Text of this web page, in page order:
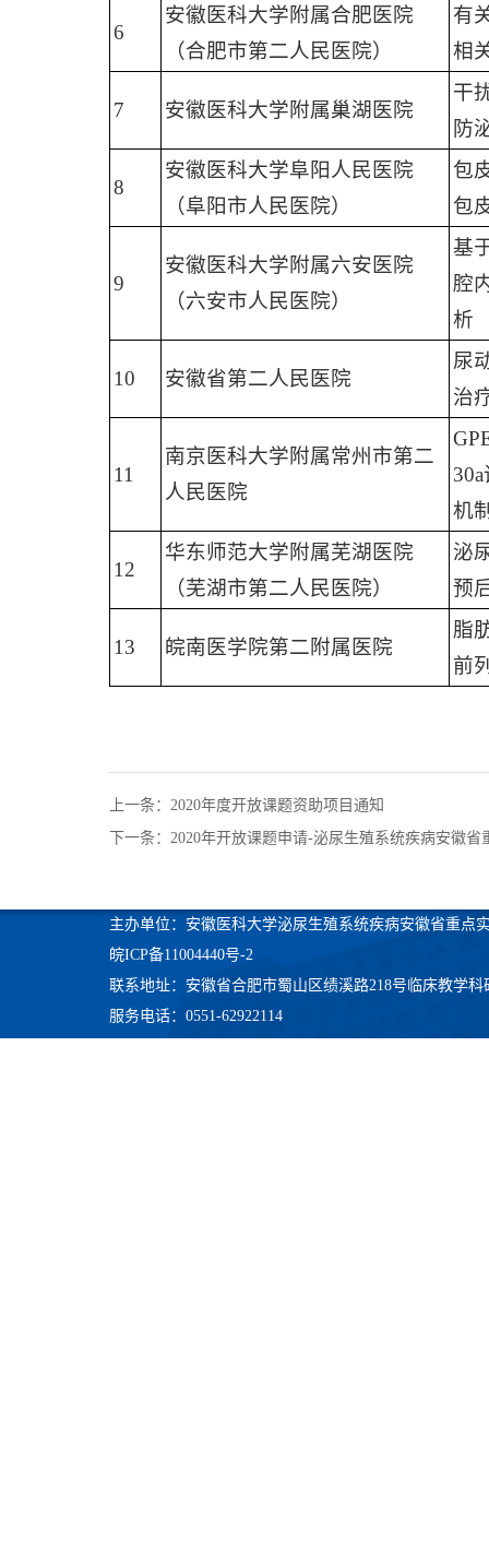
6
安徽医科大学附属合肥医院
（合肥市第二人民医院）
有
相
7 安徽医科大学附属巢湖医院
干
防
8
安徽医科大学阜阳人民医院
（阜阳市人民医院）
包
包
9
安徽医科大学附属六安医院
（六安市人民医院）
基
腔
析
10 安徽省第二人民医院
尿
治
11
南京医科大学附属常州市第二
人民医院
机
12
华东师范大学附属芜湖医院
（芜湖市第二人民医院）
泌
预
13 皖南医学院第二附属医院
脂
前
上一条：2020年度开放课题资助项目通知
下一条：2020年开放课题申请-泌尿生殖系统疾病安徽省
主办单位：安徽医科大学泌尿生殖系统疾病安徽省重点
皖ICP备11004440号-2
联系地址：安徽省合肥市蜀山区绩溪路218号临床教学科
服务电话：0551-62922114